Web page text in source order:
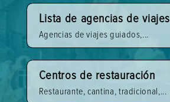
Lista de agencias de viajes
Agencias de viajes guiados,...
Centros de restauración
Restaurante, cantina, tradicional,...